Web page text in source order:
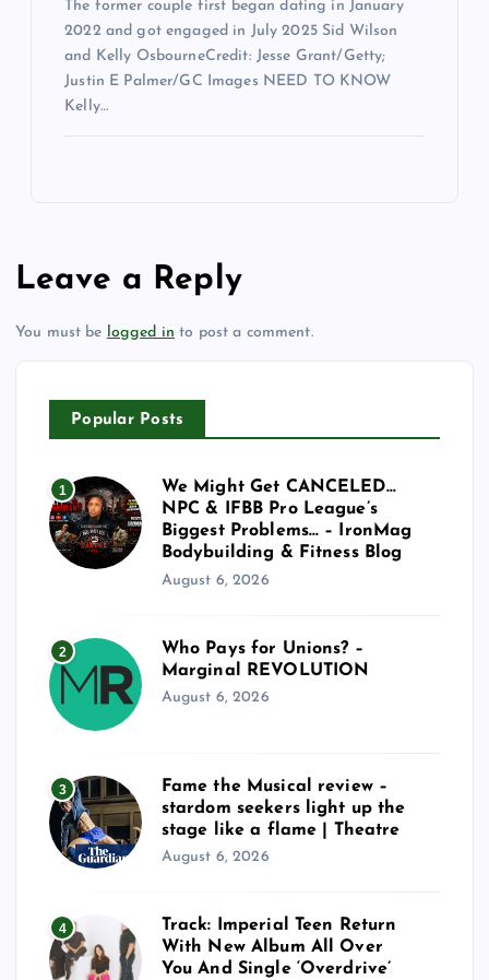
The former couple first began dating in January
2022 and got engaged in July 2025 Sid Wilson
and Kelly OsbourneCredit: Jesse Grant/Getty;
Justin E Palmer/GC Images NEED TO KNOW
Kelly…
Leave a Reply
You must be logged in to post a comment.
Popular Posts
1
We Might Get CANCELED…
NPC & IFBB Pro League’s
Biggest Problems… – IronMag
Bodybuilding & Fitness Blog
August 6, 2026
2
Who Pays for Unions? –
Marginal REVOLUTION
August 6, 2026
3
Fame the Musical review –
stardom seekers light up the
stage like a flame | Theatre
August 6, 2026
4
Track: Imperial Teen Return
With New Album All Over
You And Single ‘Overdrive’